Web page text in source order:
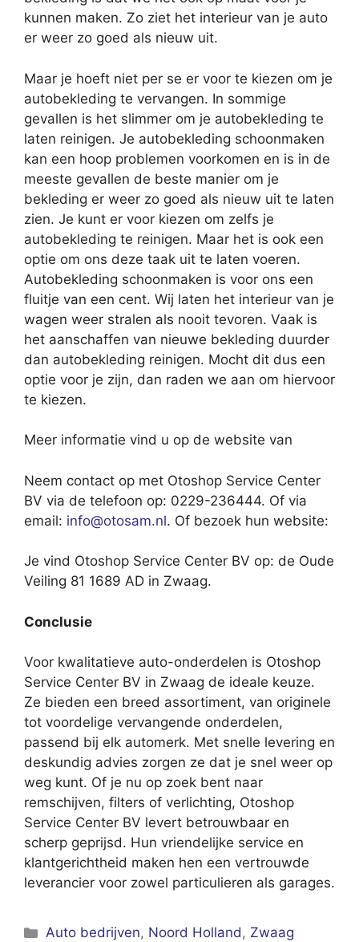
kunnen maken. Zo ziet het interieur van je auto
er weer zo goed als nieuw uit.
Maar je hoeft niet per se er voor te kiezen om je
autobekleding te vervangen. In sommige
gevallen is het slimmer om je autobekleding te
laten reinigen. Je autobekleding schoonmaken
kan een hoop problemen voorkomen en is in de
meeste gevallen de beste manier om je
bekleding er weer zo goed als nieuw uit te laten
zien. Je kunt er voor kiezen om zelfs je
autobekleding te reinigen. Maar het is ook een
optie om ons deze taak uit te laten voeren.
Autobekleding schoonmaken is voor ons een
fluitje van een cent. Wij laten het interieur van je
wagen weer stralen als nooit tevoren. Vaak is
het aanschaffen van nieuwe bekleding duurder
dan autobekleding reinigen. Mocht dit dus een
optie voor je zijn, dan raden we aan om hiervoor
te kiezen.
Meer informatie vind u op de website van
Neem contact op met Otoshop Service Center
BV via de telefoon op: 0229-236444. Of via
email: info@otosam.nl. Of bezoek hun website:
Je vind Otoshop Service Center BV op: de Oude
Veiling 81 1689 AD in Zwaag.
Conclusie
Voor kwalitatieve auto-onderdelen is Otoshop
Service Center BV in Zwaag de ideale keuze.
Ze bieden een breed assortiment, van originele
tot voordelige vervangende onderdelen,
passend bij elk automerk. Met snelle levering en
deskundig advies zorgen ze dat je snel weer op
weg kunt. Of je nu op zoek bent naar
remschijven, filters of verlichting, Otoshop
Service Center BV levert betrouwbaar en
scherp geprijsd. Hun vriendelijke service en
klantgerichtheid maken hen een vertrouwde
leverancier voor zowel particulieren als garages.
Categorieën
Auto bedrijven, Noord Holland, Zwaag